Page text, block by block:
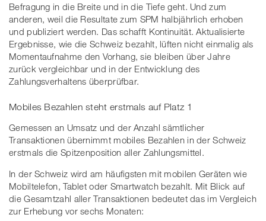
Befragung in die Breite und in die Tiefe geht. Und zum
anderen, weil die Resultate zum SPM halbjährlich erhoben
und publiziert werden. Das schafft Kontinuität. Aktualisierte
Ergebnisse, wie die Schweiz bezahlt, lüften nicht einmalig als
Momentaufnahme den Vorhang, sie bleiben über Jahre
zurück vergleichbar und in der Entwicklung des
Zahlungsverhaltens überprüfbar.
Mobiles Bezahlen steht erstmals auf Platz 1
Gemessen an Umsatz und der Anzahl sämtlicher
Transaktionen übernimmt mobiles Bezahlen in der Schweiz
erstmals die Spitzenposition aller Zahlungsmittel.
In der Schweiz wird am häufigsten mit mobilen Geräten wie
Mobiltelefon, Tablet oder Smartwatch bezahlt. Mit Blick auf
die Gesamtzahl aller Transaktionen bedeutet das im Vergleich
zur Erhebung vor sechs Monaten: